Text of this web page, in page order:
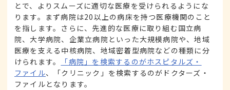
とで、よりスムーズに適切な医療を受けられるようにな
ります。まず病院は20以上の病床を持つ医療機関のこと
を指します。さらに、先進的な医療に取り組む国立病
院、大学病院、企業立病院といった大規模病院や、地域
医療を支える中核病院、地域密着型病院などの種類に分
けられます。
「病院」を検索するのがホスピタルズ・
ファイル、「クリニック」を検索するのがドクターズ・
ファイルとなります。